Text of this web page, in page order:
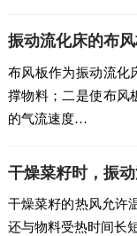
振动流化床的布
布风板作为振动流化
撑物料；二是使布风
的气流速度…
干燥菜籽时，振
干燥菜籽的热风允许
还与物料受热时间长